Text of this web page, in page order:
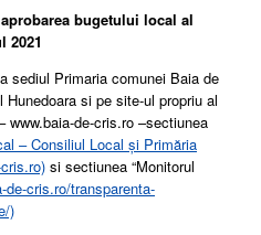
bugetului local al
2021
sediul Primaria comunei Baia de
si pe site-ul propriu al
www.baia-de-cris.ro –sectiunea
– Consiliul Local și Primăria
si sectiunea “Monitorul
de-cris.ro/transparenta-
)